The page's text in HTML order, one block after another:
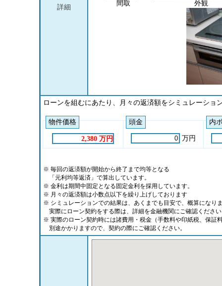
詳細
間取 外観
ローンを組むにあたり、月々の返済額をシミュレーショ
物件価格
2,380 万円
頭金
万円
内
※ 毎回の返済額が開始から終了まで均等となる
「元利均等返済」で算出しています。
※ 金利は期間中固定となる固定金利を採用しています。
※ 月々の返済額は小数点以下を繰り上げしております
※ シミュレーションでの結果は、あくまでも目安で、概算になり
実際にローン契約をする際は、詳細を金融機関にご確認くださ
※ 実際のローン契約時には諸費用・税金（手数料や印紙税、保証
別途かかりますので、契約の際にご確認ください。